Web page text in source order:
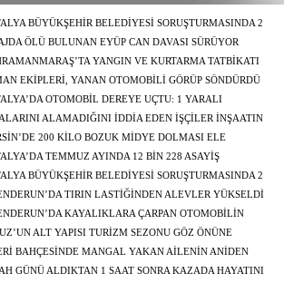
BÜYÜKŞEHİR BELEDİYESİ SORUŞTURMASINDA 2
SERBEST BIRAKILDI
ÖLÜ BULUNAN EYÜP CAN DAVASI SÜRÜYOR
YANGIN VE KURTARMA TATBİKATI
EKİPLERİ, YANAN OTOMOBİLİ GÖRÜP SÖNDÜRDÜ
OTOMOBİL DEREYE UÇTU: 1 YARALI
ALAMADIĞINI İDDİA EDEN İŞÇİLER İNŞAATIN
ÇIKTI
200 KİLO BOZUK MİDYE DOLMASI ELE
TEMMUZ AYINDA 12 BİN 228 ASAYİŞ
YÜZDE 99,9’U AYDINLATILDI
BÜYÜKŞEHİR BELEDİYESİ SORUŞTURMASINDA 2
YENİDEN ADLİYEDETIRIN LASTİĞİNDEN ALEVLER YÜKSELDİ
KAYALIKLARA ÇARPAN OTOMOBİLİN
YARALANDI
ALT YAPISI TURİZM SEZONU GÖZ ÖNÜNE
GÜÇLENDİRİLİYOR
BAHÇESİNDE MANGAL YAKAN AİLENİN ANİDEN
2 YAŞINDAKİ ÇOCUĞU ÖLÜMDEN DÖNDÜ
GÜNÜ ALDIKTAN 1 SAAT SONRA KAZADA HAYATINI